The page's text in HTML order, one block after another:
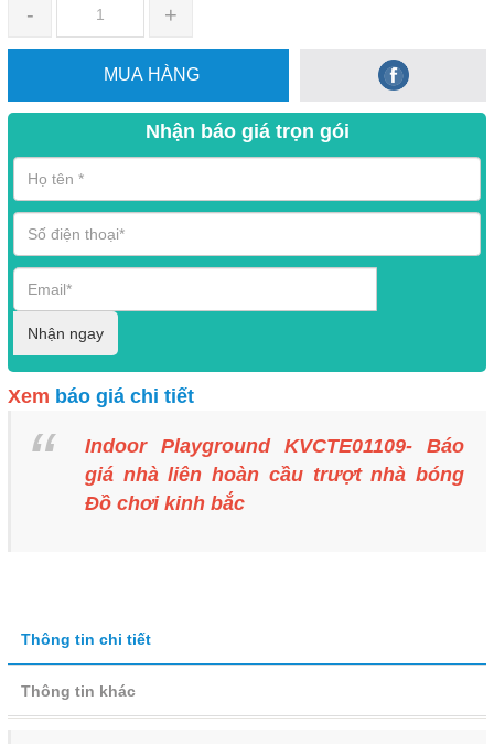
- +
MUA HÀNG
Nhận báo giá trọn gói
Nhận ngay
Xem báo giá chi tiết
Indoor Playground KVCTE01109- Báo
giá nhà liên hoàn cầu trượt nhà bóng
Đồ chơi kinh bắc
Thông tin chi tiết
Thông tin khác